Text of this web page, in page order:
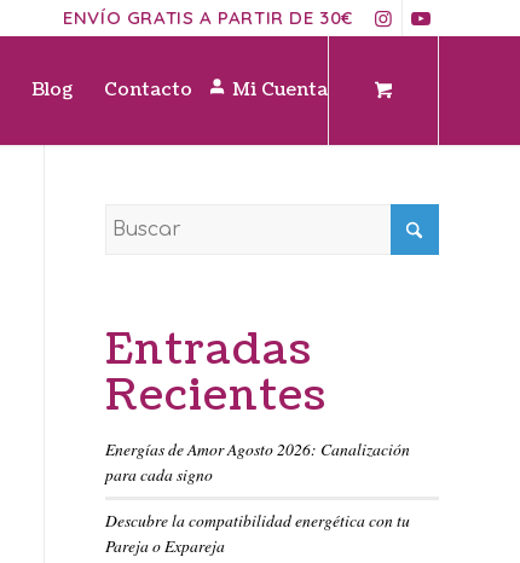
ENVÍO GRATIS A PARTIR DE 30€
Blog Contacto Mi Cuenta
Entradas
Recientes
Energías de Amor Agosto 2026: Canalización
para cada signo
Descubre la compatibilidad energética con tu
Pareja o Expareja